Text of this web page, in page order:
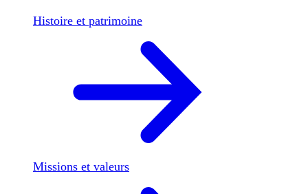
Histoire et patrimoine
Missions et valeurs